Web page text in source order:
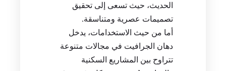
الحديث، حيث تسعى إلى تحقيق
تصميمات عصرية ومتناسقة.
أما من حيث الاستخدامات، يدخل
دهان الجرافيت في مجالات متنوعة
تتراوح بين المشاريع السكنية